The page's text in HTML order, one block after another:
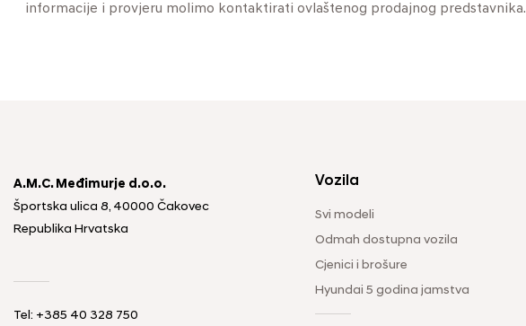
informacije i provjeru molimo kontaktirati ovlaštenog prodajnog predstavnika.
A.M.C. Međimurje d.o.o.
Športska ulica 8, 40000 Čakovec
Republika Hrvatska
Tel: +385 40 328 750
Vozila
Svi modeli
Odmah dostupna vozila
Cjenici i brošure
Hyundai 5 godina jamstva